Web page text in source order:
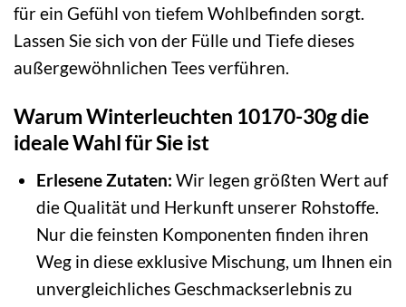
für ein Gefühl von tiefem Wohlbefinden sorgt.
Lassen Sie sich von der Fülle und Tiefe dieses
außergewöhnlichen Tees verführen.
Warum Winterleuchten 10170-30g die
ideale Wahl für Sie ist
Erlesene Zutaten: Wir legen größten Wert auf
die Qualität und Herkunft unserer Rohstoffe.
Nur die feinsten Komponenten finden ihren
Weg in diese exklusive Mischung, um Ihnen ein
unvergleichliches Geschmackserlebnis zu